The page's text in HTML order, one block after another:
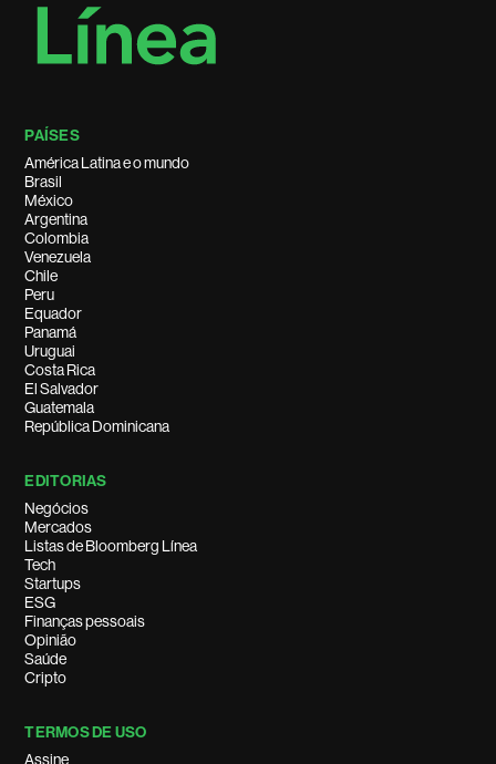
PAÍSES
América Latina e o mundo
Brasil
México
Argentina
Colombia
Venezuela
Chile
Peru
Equador
Panamá
Uruguai
Costa Rica
El Salvador
Guatemala
República Dominicana
EDITORIAS
Negócios
Mercados
Listas de Bloomberg Línea
Tech
Startups
ESG
Finanças pessoais
Opinião
Saúde
Cripto
TERMOS DE USO
Assine